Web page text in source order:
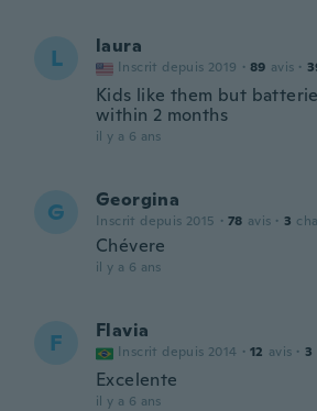
L laura
Inscrit depuis 2019 · 89 avis ·
Kids like them but
within 2 months
il y a 6 ans
G Georgina
Inscrit depuis 2015 · 78 avis · 3
Chévere
il y a 6 ans
F Flavia
Inscrit depuis 2014 · 12 avis · 3
Excelente
il y a 6 ans